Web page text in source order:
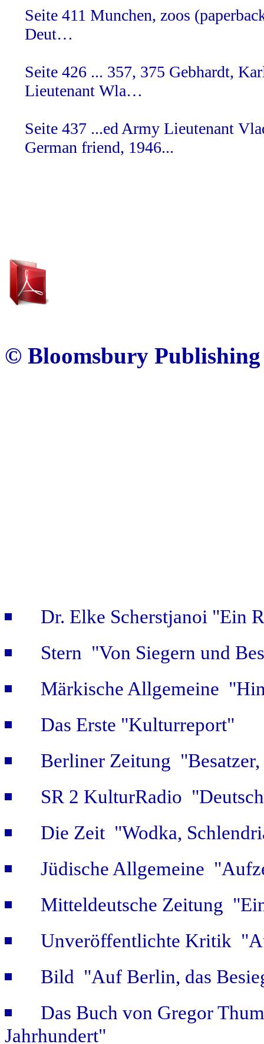
Seite 411 Munchen, zoos
Deut…
Seite 426 ... 357, 375 Gebhardt,
Lieutenant Wla…
Seite 437 ...ed Army Lieutenant
German friend, 1946...
© Bloomsbury Publishing
Dr. Elke Scherstjanoi "Ein
Stern "Von Siegern und
Märkische Allgemeine
Das Erste "Kulturreport"
Berliner Zeitung
SR 2 KulturRadio
Die Zeit "Wodka,
Jüdische Allgemeine
Mitteldeutsche Zeitung
Unveröffentlichte Kritik
Bild "Auf Berlin, das
Das Buch von Gregor
Jahrhundert"